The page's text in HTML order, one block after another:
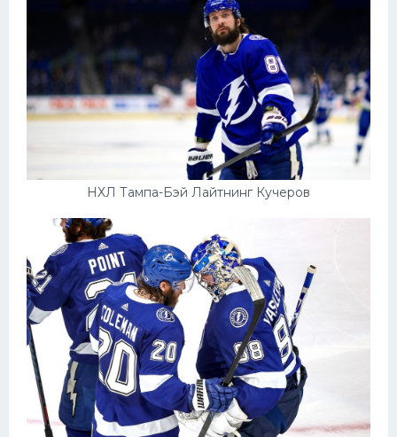
НХЛ Тампа-Бэй Лайтнинг Кучеров